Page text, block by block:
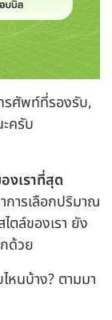
รศัพท์ที่รองรับ,
ครับ
งเราที่สุด
ารเลือกปริมาณ
ตล์ของเรา ยัง
ด้วย
หนบ้าง? ตามมา